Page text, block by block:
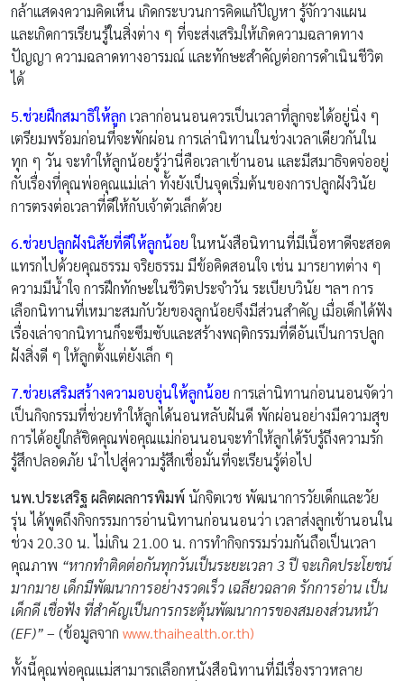
กล้าแสดงความคิดเห็น เกิดกระบวนการคิดแก้ปัญหา รู้จักวางแผน
และเกิดการเรียนรู้ในสิ่งต่าง ๆ ที่จะส่งเสริมให้เกิดความฉลาดทาง
ปัญญา ความฉลาดทางอารมณ์ และทักษะสำคัญต่อการดำเนินชีวิต
ได้
5.ช่วยฝึกสมาธิให้ลูก เวลาก่อนนอนควรเป็นเวลาที่ลูกจะได้อยู่นิ่ง ๆ
เตรียมพร้อมก่อนที่จะพักผ่อน การเล่านิทานในช่วงเวลาเดียวกันใน
ทุก ๆ วัน จะทำให้ลูกน้อยรู้ว่านี่คือเวลาเข้านอน และมีสมาธิจดจ่ออยู่
กับเรื่องที่คุณพ่อคุณแม่เล่า ทั้งยังเป็นจุดเริ่มต้นของการปลูกฝังวินัย
การตรงต่อเวลาที่ดีให้กับเจ้าตัวเล็กด้วย
6.ช่วยปลูกฝังนิสัยที่ดีให้ลูกน้อยในหนังสือนิทานที่มีเนื้อหาดีจะสอด
แทรกไปด้วยคุณธรรม จริยธรรม มีข้อคิดสอนใจ เช่น มารยาทต่าง ๆ
ความมีน้ำใจ การฝึกทักษะในชีวิตประจำวัน ระเบียบวินัย ฯลฯ การ
เลือกนิทานที่เหมาะสมกับวัยของลูกน้อยจึงมีส่วนสำคัญ เมื่อเด็กได้ฟัง
เรื่องเล่าจากนิทานก็จะซึมซับและสร้างพฤติกรรมที่ดีอันเป็นการปลูก
ฝังสิ่งดี ๆ ให้ลูกตั้งแต่ยังเล็ก ๆ
7.ช่วยเสริมสร้างความอบอุ่นให้ลูกน้อย การเล่านิทานก่อนนอนจัดว่า
เป็นกิจกรรมที่ช่วยทำให้ลูกได้นอนหลับฝันดี พักผ่อนอย่างมีความสุข
การได้อยู่ใกล้ชิดคุณพ่อคุณแม่ก่อนนอนจะทำให้ลูกได้รับรู้ถึงความรัก
รู้สึกปลอดภัย นำไปสู่ความรู้สึกเชื่อมั่นที่จะเรียนรู้ต่อไป
นพ.ประเสริฐ ผลิตผลการพิมพ์ นักจิตเวช พัฒนาการวัยเด็กและวัย
รุ่น ได้พูดถึงกิจกรรมการอ่านนิทานก่อนนอนว่า เวลาส่งลูกเข้านอนใน
ช่วง 20.30 น. ไม่เกิน 21.00 น. การทำกิจกรรมร่วมกันถือเป็นเวลา
คุณภาพ “หากทำติดต่อกันทุกวันเป็นระยะเวลา 3 ปี จะเกิดประโยชน์
มากมาย เด็กมีพัฒนาการอย่างรวดเร็ว เฉลียวฉลาด รักการอ่าน เป็น
เด็กดี เชื่อฟัง ที่สำคัญเป็นการกระตุ้นพัฒนาการของสมองส่วนหน้า
(EF)”– (ข้อมูลจาก www.thaihealth.or.th)
ทั้งนี้คุณพ่อคุณแม่สามารถเลือกหนังสือนิทานที่มีเรื่องราวหลาย